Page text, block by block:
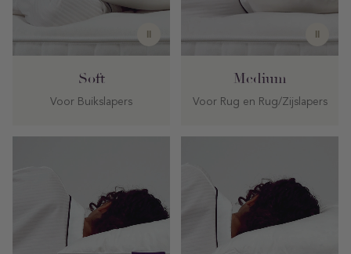
Soft
Voor Buikslapers
Medium
Voor Rug en Rug/Zijslapers